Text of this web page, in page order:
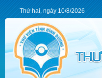
Thứ hai, ngày 10/8/2026